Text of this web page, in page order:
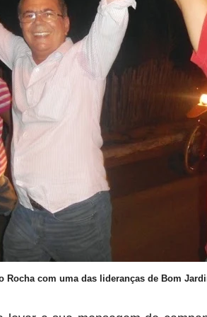
Rocha com uma das lideranças de Bom